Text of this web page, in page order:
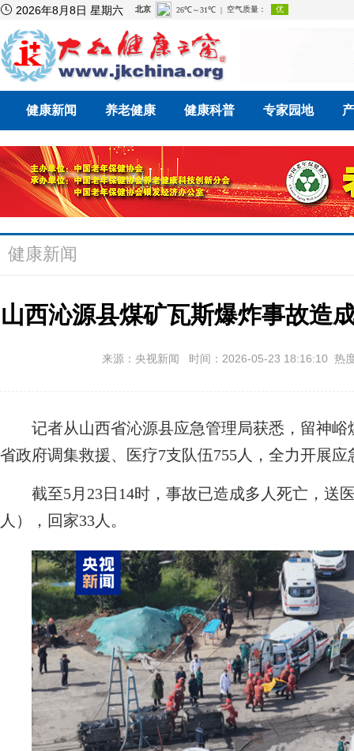
 2026年8月8日 星期六
健康新闻 养老健康 健康科普 专家园地
健康新闻
山西沁源县煤矿瓦斯爆炸事故造
来源：央视新闻 时间：2026-05-23 18:16:10 热
记者从山西省沁源县应急管理局获悉，留神峪
省政府调集救援、医疗7支队伍755人，全力开展应
截至5月23日14时，事故已造成多人死亡，送
人），回家33人。